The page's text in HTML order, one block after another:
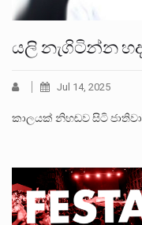
යලි නැගිටින්න
Jul 14, 2025
කාලයක් නිහඬව සිටි